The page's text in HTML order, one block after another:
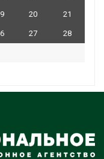
20 21
27 28